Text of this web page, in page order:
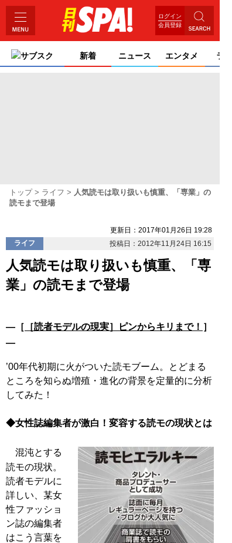
ログイン
会員登録
サブスク 新着 ニュース エンタメ ライ
トップ ライフ
人気読モは取り扱いも慎重、「専業」の
読モまで登場
更新日：2017年01月26日 19:28
ライフ
投稿日：2012年11月24日 16:15
人気読モは取り扱いも慎重、「専
業」の読モまで登場
―［ ［読者モデルの現実］ピンからキリまで！ ］
―
’00年代初期に火がついた読モブーム。とどまる
ところを知らぬ増殖・進化の背景を定量的に分析
してみた！
◆女性誌編集者が激白！変容する読モの現状とは
混沌とする
読モの現状。
読者モデルに
詳しい、某女
性ファッショ
ン誌の編集者
はこう言葉を